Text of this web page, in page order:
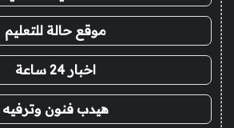
موقع حالة للتعليم
اخبار 24 ساعة
هيدب فنون وترفيه